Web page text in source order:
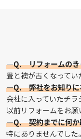
—Q. リフォームのき
畳と襖が古くなってい
—Q. 弊社をお知りに
会社に入っていたチラ
以前リフォームをお願
—Q. 契約までに何か
特にありませんでした。